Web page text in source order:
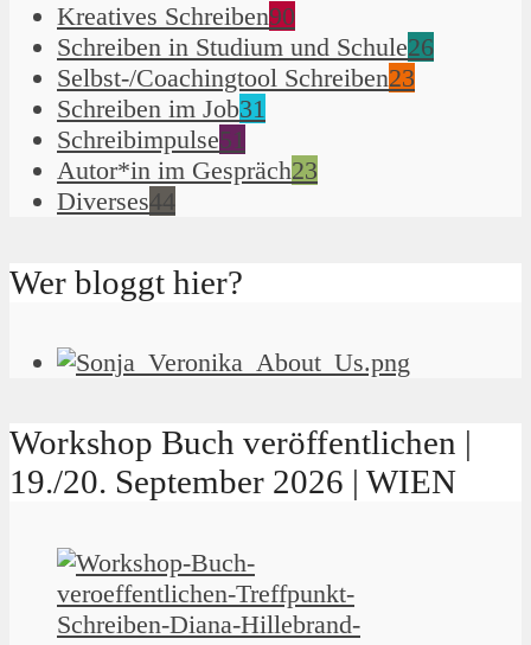
Kreatives Schreiben90
Schreiben in Studium und Schule26
Selbst-/Coachingtool Schreiben23
Schreiben im Job31
Schreibimpulse51
Autor*in im Gespräch23
Diverses44
Wer bloggt hier?
Workshop Buch veröffentlichen |
19./20. September 2026 | WIEN